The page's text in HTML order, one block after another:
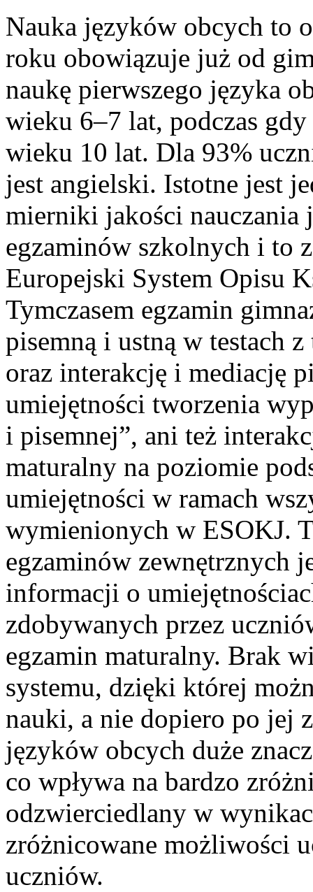
Nauka języków obcych to
roku obowiązuje już od
naukę pierwszego języka
wieku 6–7 lat, podczas
wieku 10 lat. Dla 93%
jest angielski. Istotne jest
mierniki jakości nauczania
egzaminów szkolnych i to
Europejski System Opisu
Tymczasem egzamin
pisemną i ustną w testach
oraz interakcję i mediację
umiejętności tworzenia
i pisemnej”, ani też
maturalny na poziomie
umiejętności w ramach
wymienionych w ESOKJ.
egzaminów zewnętrznych
informacji o
zdobywanych przez
egzamin maturalny. Brak
systemu, dzięki której
nauki, a nie dopiero po jej
języków obcych duże
co wpływa na bardzo
odzwierciedlany w
zróżnicowane możliwości
uczniów.